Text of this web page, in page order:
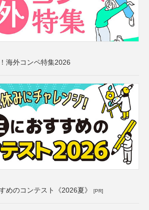
海外コンペ特集2026
めのコンテスト《2026夏》 [PR]